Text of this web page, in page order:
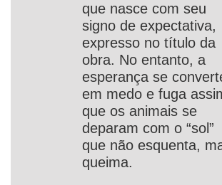
que nasce com seu
signo de expectativa,
expresso no título da
obra. No entanto, a
esperança se
em medo e fuga
que os animais se
deparam com o “sol”
que não esquenta,
queima.